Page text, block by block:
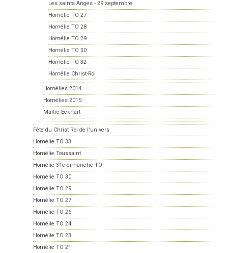
Les saints Anges - 29 septembre
Homélie TO 27
Homélie TO 28
Homélie TO 29
Homélie TO 30
Homélie TO 32
Homélie Christ-Roi
Homélies 2014
Homélies 2015
Maître Eckhart
Fête du Christ Roi de l'univers
Homélie TO 33
Homélie Toussaint
Homélie 31e dimanche TO
Homélie TO 30
Homélie TO 29
Homélie TO 27
Homélie TO 26
Homélie TO 24
Homélie TO 23
Homélie TO 21